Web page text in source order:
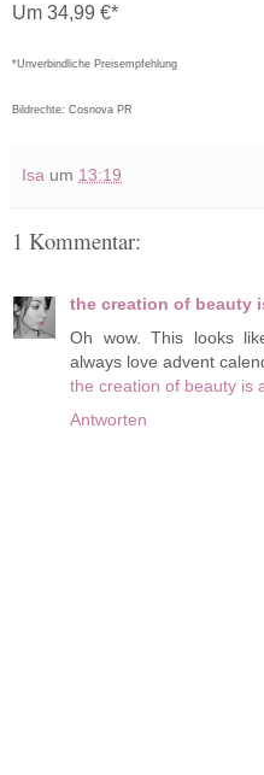
Um 34,99 €*
*Unverbindliche Preisempfehlung
Bildrechte: Cosnova PR
Isa um 13:19
1 Kommentar:
the creation of beauty
Oh wow. This looks
always love advent
the creation of beauty is
Antworten